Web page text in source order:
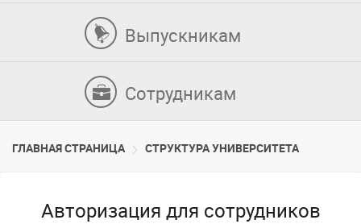
Выпускникам
Сотрудникам
ГЛАВНАЯ СТРАНИЦА CТРУКТУРА УНИВЕРСИТЕТА
Авторизация для сотрудников